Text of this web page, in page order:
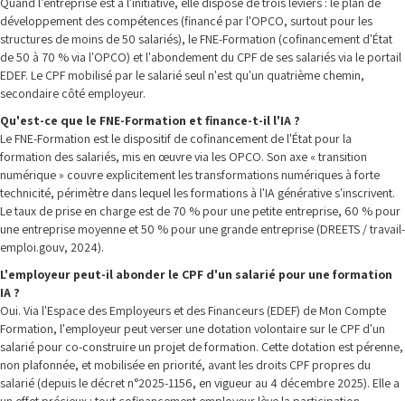
développement des compétences (financé par l'OPCO, surtout pour les
structures de moins de 50 salariés), le FNE-Formation (cofinancement d'État
de 50 à 70 % via l'OPCO) et l'abondement du CPF de ses salariés via le portail
EDEF. Le CPF mobilisé par le salarié seul n'est qu'un quatrième chemin,
secondaire côté employeur.
Qu'est-ce que le FNE-Formation et finance-t-il l'IA ?
Le FNE-Formation est le dispositif de cofinancement de l'État pour la
formation des salariés, mis en œuvre via les OPCO. Son axe « transition
numérique » couvre explicitement les transformations numériques à forte
technicité, périmètre dans lequel les formations à l'IA générative s'inscrivent.
Le taux de prise en charge est de 70 % pour une petite entreprise, 60 % pour
une entreprise moyenne et 50 % pour une grande entreprise (DREETS / travail-
emploi.gouv, 2024).
L'employeur peut-il abonder le CPF d'un salarié pour une formation
IA ?
Oui. Via l'Espace des Employeurs et des Financeurs (EDEF) de Mon Compte
Formation, l'employeur peut verser une dotation volontaire sur le CPF d'un
salarié pour co-construire un projet de formation. Cette dotation est pérenne,
non plafonnée, et mobilisée en priorité, avant les droits CPF propres du
salarié (depuis le décret n°2025-1156, en vigueur au 4 décembre 2025). Elle a